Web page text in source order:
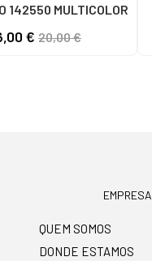
142550 MULTICOLOR
€ 20,00 €
EMPRESA
QUEM SOMOS
DONDE ESTAMOS